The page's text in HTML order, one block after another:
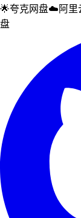
🌟夸克网盘☁️阿里
盘